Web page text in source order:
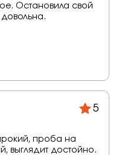
Остановила свой
5
проба на
выглядит достойно.